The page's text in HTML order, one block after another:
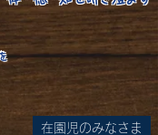
在園児のみなさま